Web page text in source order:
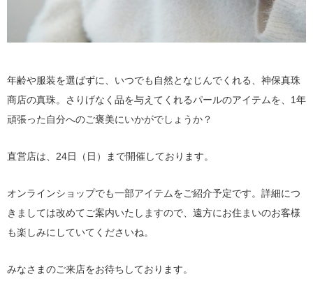
年齢や服装を選ばずに、いつでも自然となじんでくれる、神保真珠
商店の真珠。さりげなく品を与えてくれるパールのアイテムを、1年
頑張った自分へのご褒美にいかがでしょうか？
直営店は、24日（日）まで開催しております。
オンラインショップでも一部アイテムをご紹介予定です。詳細につ
きましては改めてご案内いたしますので、遠方にお住まいのお客様
も楽しみにしていてくださいね。
みなさまのご来店をお待ちしております。